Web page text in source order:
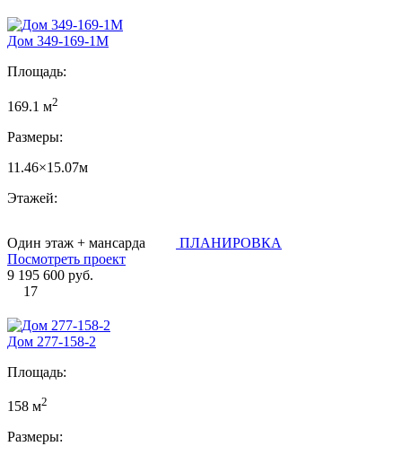
Дом 349-169-1М
Площадь:
169.1 м2
Размеры:
11.46×15.07м
Этажей:
Один этаж + мансарда
ПЛАНИРОВКА
Посмотреть проект
9 195 600 руб.
17
Дом 277-158-2
Площадь:
158 м2
Размеры: